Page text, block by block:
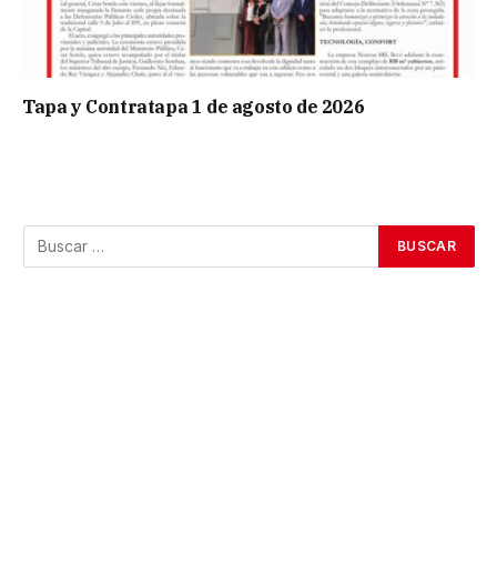
Tapa y Contratapa 1 de agosto de 2026